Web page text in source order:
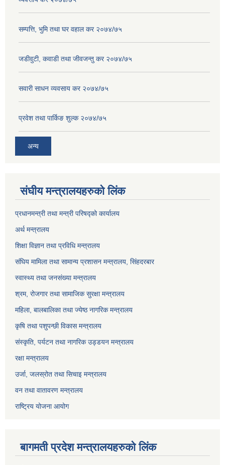
सम्पत्ति, भुमि तथा घर वहाल कर २०७४/७५
जडीवुटी, कवाडी तथा जीवजन्तु कर २०७४/७५
सवारी साधन व्यवसाय कर २०७४/७५
प्रवेश तथा पार्किङ शुल्क २०७४/७५
अन्य
संघीय मन्त्रालयहरुको लिंक
प्रधानमन्त्री तथा मन्त्री परिषद्को कार्यालय
अर्थ मन्त्रालय
शिक्षा विज्ञान तथा प्रविधि मन्त्रालय
संघिय मामिला तथा सामान्य प्रशासन मन्त्रालय, सिंहदरबार
स्वास्थ्य तथा जनसंख्या मन्त्रालय
श्रम, रोजगार तथा सामाजिक सुरक्षा मन्त्रालय
महिला, बालबालिका तथा ज्येष्ठ नागरिक मन्त्रालय
कृषि तथा पशुपन्छी विकास मन्त्रालय
संस्कृति, पर्यटन तथा नागरिक उड्डयन मन्त्रालय
रक्षा मन्त्रालय
उर्जा, जलस्रोत तथा सिचाइ मन्त्रालय
वन तथा वातावरण मन्त्रालय
राष्ट्रिय योजना आयोग
बागमती प्रदेश मन्त्रालयहरुको लिंक